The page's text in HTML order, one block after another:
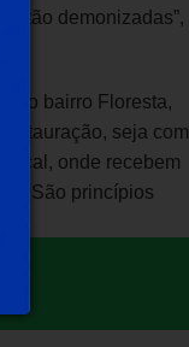
demonizadas”,
no bairro Floresta,
seja com
onde recebem
São princípios